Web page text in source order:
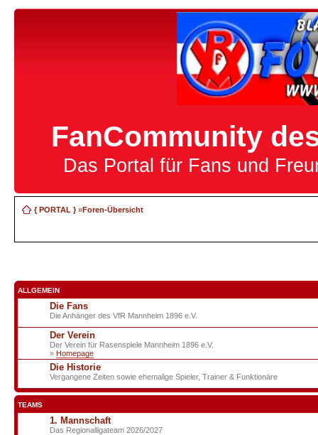
FanCommunity
Das Portal für Fans und
{ PORTAL }»Foren-Übersicht
ALLGEMEIN
Die Fans
Die Anhänger des VfR Mannheim 1896 e.V.
Der Verein
Der Verein für Rasenspiele Mannheim 1896 e.V.
» Homepage
Die Historie
Vergangene Zeiten sowie ehemalige Spieler, Trainer & Funktionäre
TEAMS
1. Mannschaft
Das Regionalligateam 2026/2027